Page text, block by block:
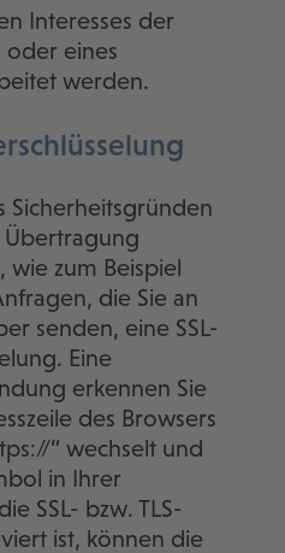
Interesses der
oder eines
werden.
Sicherheitsgründen
Übertragung
wie zum Beispiel
die Sie an
senden, eine SSL-
Eine
erkennen Sie
des Browsers
“ wechselt und
in Ihrer
SSL- bzw. TLS-
ist, können die